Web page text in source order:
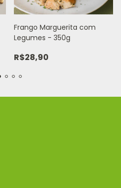
Frango Marguerita com
Legumes - 350g
R$28,90